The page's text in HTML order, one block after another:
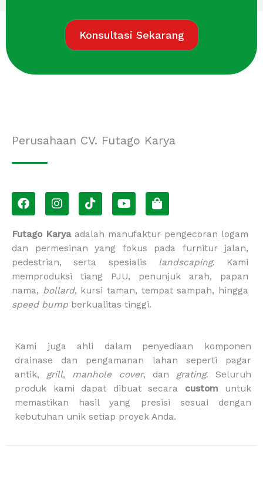
Konsultasi Sekarang
Perusahaan CV. Futago Karya
F
a
e
b
o
o
k
I
n
t
a
g
r
a
m
T
i
t
o
k
Y
o
t
u
b
e
S
h
p
p
i
n
g
-
Futago Karyaadalah manufaktur pengecoran logam
dan permesinan yang fokus pada furnitur jalan,
pedestrian, serta spesialis landscaping. Kami
memproduksi tiang PJU, penunjuk arah, papan
nama, bollard, kursi taman, tempat sampah, hingga
speed bump berkualitas tinggi.
Kami juga ahli dalam penyediaan komponen
drainase dan pengamanan lahan seperti pagar
antik, grill, manhole cover, dan grating. Seluruh
produk kami dapat dibuat secara custom untuk
memastikan hasil yang presisi sesuai dengan
kebutuhan unik setiap proyek Anda.